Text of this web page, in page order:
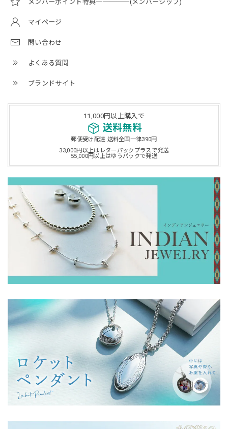
メンバーポイント特典─────(メンバーシップ)
マイページ
問い合わせ
よくある質問
ブランドサイト
11,000円以上購入で
送料無料
郵便受け配達 送料全国一律390円
33,000円以上はレターパックプラスで発送
55,000円以上はゆうパックで発送